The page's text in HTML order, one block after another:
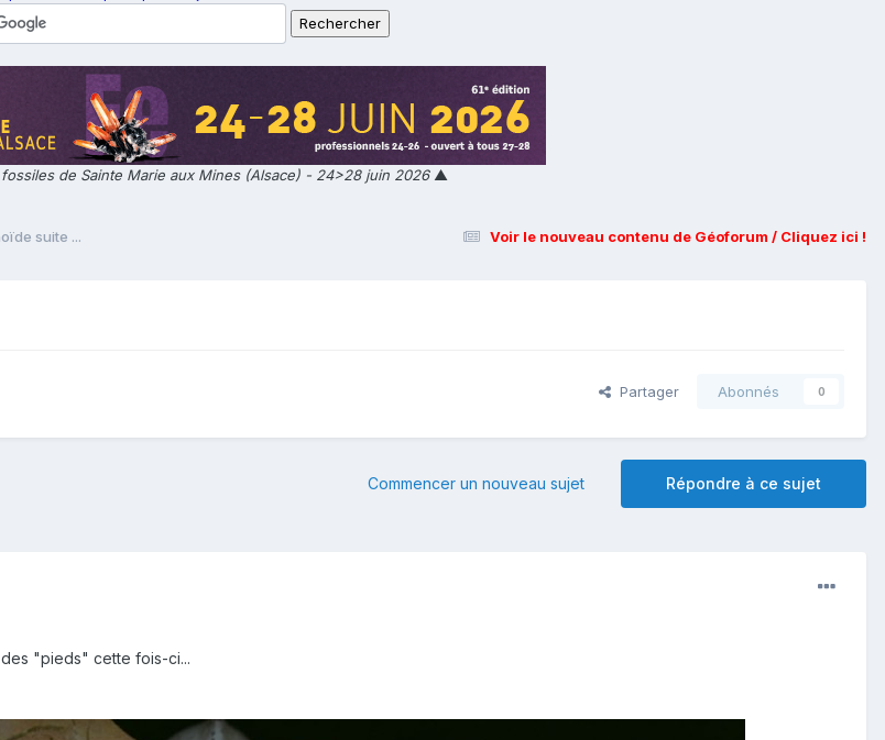
de Sainte Marie aux Mines (Alsace) - 24>28 juin 2026▲
Voir le nouveau contenu de Géoforum / Cliquez ici !
suite ...
Partager Abonnés 0
Répondre à ce sujet
Commencer un nouveau sujet
"pieds" cette fois-ci...